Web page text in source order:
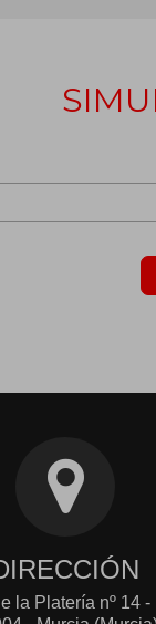
la Platería nº 14 -